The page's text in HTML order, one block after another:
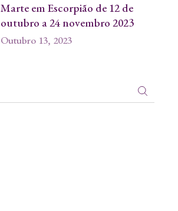
Marte em Escorpião de 12 de
outubro a 24 novembro 2023
Outubro 13, 2023